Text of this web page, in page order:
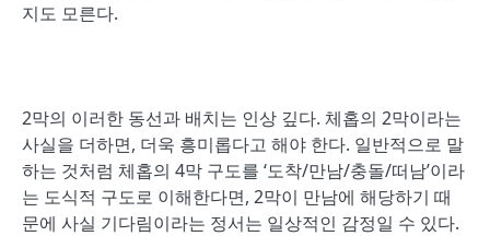
지도 모른다.
2막의 이러한 동선과 배치는 인상 깊다. 체홉의 2막이라는
사실을 더하면, 더욱 흥미롭다고 해야 한다. 일반적으로 말
하는 것처럼 체홉의 4막 구도를 ‘도착/만남/충돌/떠남’이라
는 도식적 구도로 이해한다면, 2막이 만남에 해당하기 때
문에 사실 기다림이라는 정서는 일상적인 감정일 수 있다.